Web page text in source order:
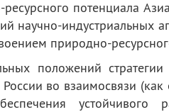
потенциала
научно-индустриальных
природно-
положений
во взаимосвязи
устойчивого